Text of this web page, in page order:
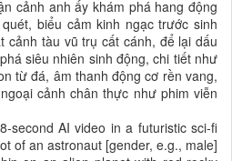
cảnh anh ấy khám phá hang động
biểu cảm kinh ngạc trước sinh
cảnh tàu vũ trụ cất cánh, để lại dấu
siêu nhiên sinh động, chi tiết như
từ đá, âm thanh động cơ rền vang,
cảnh chân thực như phim viễn
second AI video in a futuristic sci-fi
of an astronaut [gender, e.g., male]